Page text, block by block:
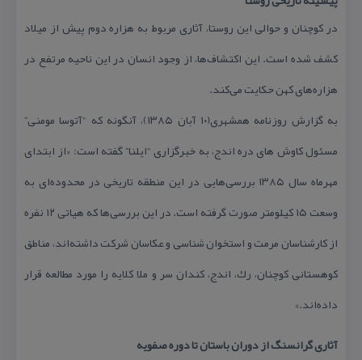
در كوچنان و حوالی این روستا، آثاری مربوط به هزاره دوم پیش از میلاد
كشف شده است. این اكتشاف‌ها، از وجود انسان در این ناحیه مرتفع در
هزاره‌های كهن حكایت می‌كند.
به گزارش روزنامه همشهری(۱۰ آبان ۱۳۸۵)، آنگونه كه “آتوسا مومنی”
مسئول كاوش های دره اندج، به خبرگزاری “ایلنا” گفته است: «از ابتدای
مهرماه سال ۱۳۸۵ بررسی‌هایی در این منطقه تاریخی در محدوده‌ای به
وسعت ۱۵ كیلومتر صورت گرفته است. در این بررسی‌ها كه هیاتی ۱۲ نفره
از كارشناسان مرمت و استخوان شناسی و عكاسان شركت داشته‌اند، مناطق
كوهستانی كوچنان، رك، اندج، كندان سر و ملا كلایه را مورد مطالعه قرار
داده‌اند.»
آثاری گرانسنگ از دوران باستان تا دوره صفویه